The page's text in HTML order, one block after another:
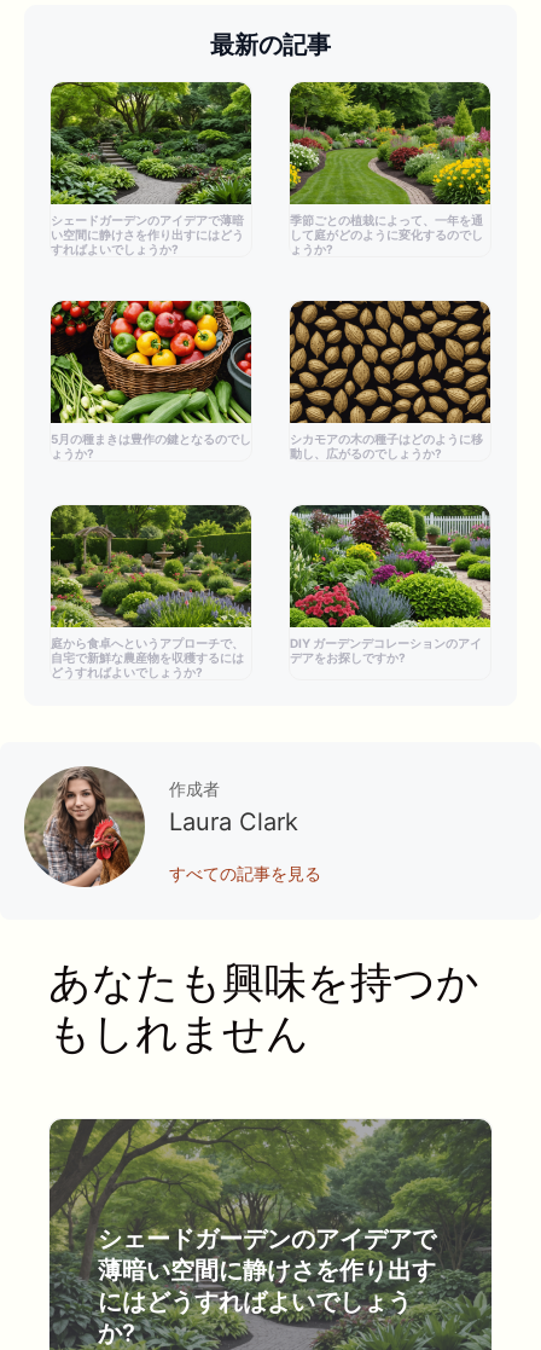
最新の記事
シェードガーデンのアイデアで薄暗
い空間に静けさを作り出すにはどう
すればよいでしょうか?
季節ごとの植栽によって、一年を通
して庭がどのように変化するのでし
ょうか?
5月の種まきは豊作の鍵となるのでし
ょうか?
シカモアの木の種子はどのように移
動し、広がるのでしょうか?
庭から食卓へというアプローチで、
自宅で新鮮な農産物を収穫するには
どうすればよいでしょうか?
DIY ガーデンデコレーションのアイ
デアをお探しですか?
作成者
Laura Clark
すべての記事を見る
あなたも興味を持つか
もしれません
シェードガーデンのアイデアで
薄暗い空間に静けさを作り出す
にはどうすればよいでしょう
か?